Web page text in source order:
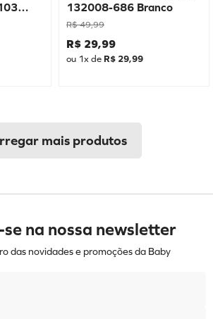
132008-686 Branco
R$ 49,99
R$ 29,99
ou 1x de R$ 29,99
na nossa newsletter
das novidades e promoções da Baby